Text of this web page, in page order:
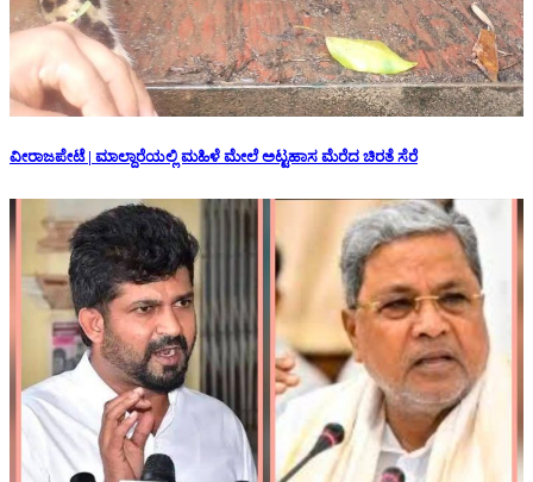
ವೀರಾಜಪೇಟೆ | ಮಾಲ್ದಾರೆಯಲ್ಲಿ ಮಹಿಳೆ ಮೇಲೆ ಅಟ್ಟಹಾಸ ಮೆರೆದ ಚಿರತೆ ಸೆರೆ